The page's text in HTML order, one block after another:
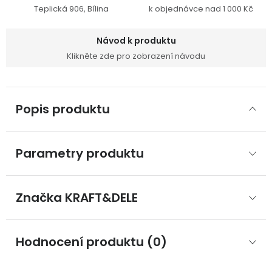
Teplická 906, Bílina k objednávce nad 1 000 Kč
Návod k produktu
Klikněte zde pro zobrazení návodu
Popis produktu
Parametry produktu
Značka KRAFT&DELE
Hodnocení produktu (0)